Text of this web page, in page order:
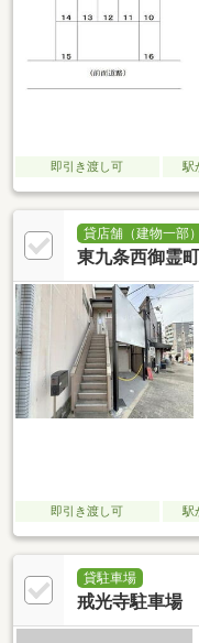
即引き渡し可 駅
貸店舗（建物一部）
東九条西御霊
即引き渡し可 駅
貸駐車場
戒光寺駐車場